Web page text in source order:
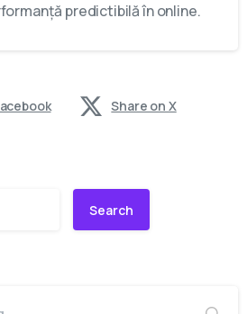
predictibilă în online.
Share on X
Search